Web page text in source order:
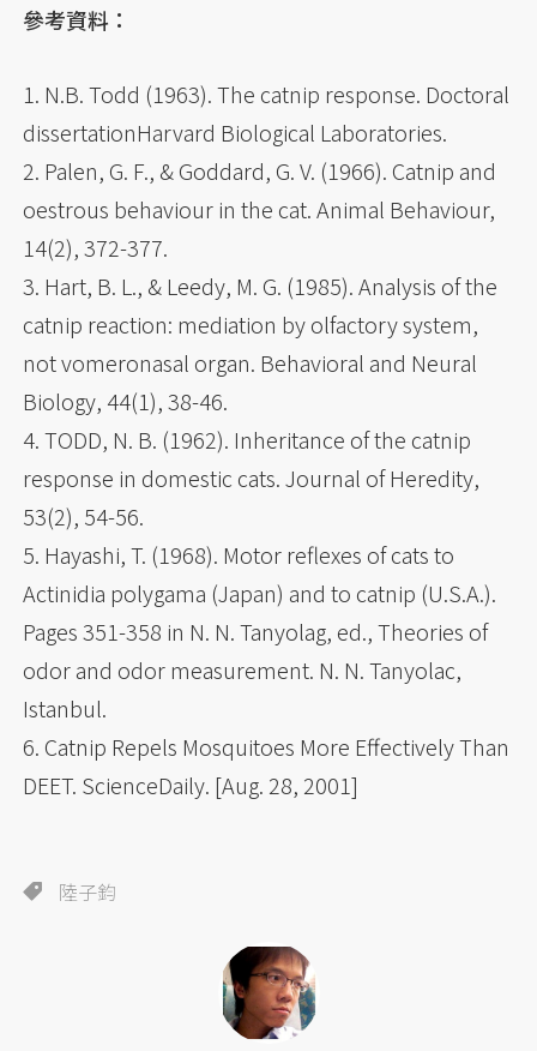
參考資料：
1. N.B. Todd (1963). The catnip response. Doctoral
dissertationHarvard Biological Laboratories.
2. Palen, G. F., & Goddard, G. V. (1966). Catnip and
oestrous behaviour in the cat. Animal Behaviour,
14(2), 372-377.
3. Hart, B. L., & Leedy, M. G. (1985). Analysis of the
catnip reaction: mediation by olfactory system,
not vomeronasal organ. Behavioral and Neural
Biology, 44(1), 38-46.
4. TODD, N. B. (1962). Inheritance of the catnip
response in domestic cats. Journal of Heredity,
53(2), 54-56.
5. Hayashi, T. (1968). Motor reflexes of cats to
Actinidia polygama (Japan) and to catnip (U.S.A.).
Pages 351-358 in N. N. Tanyolag, ed., Theories of
odor and odor measurement. N. N. Tanyolac,
Istanbul.
6. Catnip Repels Mosquitoes More Effectively Than
DEET. ScienceDaily. [Aug. 28, 2001]
陸子鈞